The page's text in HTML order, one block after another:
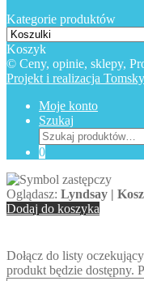
Kategorie produktów
Koszyk
© Ceny, opinie, sklepy,
Projekt i realizacja
Moje konto
Szukaj
Szukaj:
0
Oglądasz: Lyndsay |
Dodaj do koszyka
Dołącz do listy
produkt będzie dostępny.